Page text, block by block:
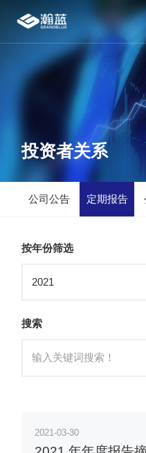
投资者关系
公司公告 定期报告
按年份筛选
2021
搜索
2021-03-30